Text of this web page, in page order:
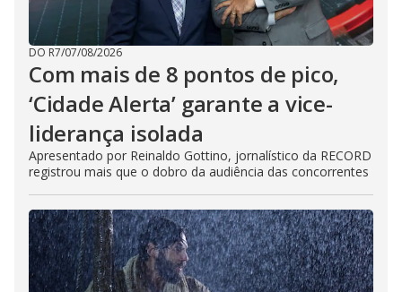
e
o
DO R7/07/08/2026
Com mais de 8 pontos de pico,
‘Cidade Alerta’ garante a vice-
liderança isolada
Apresentado por Reinaldo Gottino, jornalístico da RECORD
registrou mais que o dobro da audiência das concorrentes